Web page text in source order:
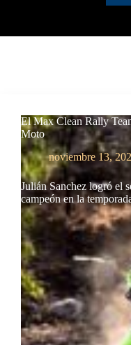
El Max Clean Rally
Moto
noviembre 13,
Julián Sanchez logró el
campeón en la